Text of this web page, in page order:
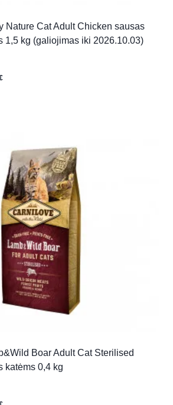
Nature Cat Adult Chicken sausas
1,5 kg (galiojimas iki 2026.10.03)
Boar Adult Cat Sterilised
katėms 0,4 kg